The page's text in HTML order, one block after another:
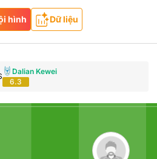
hình Dữ liệu
Dalian Kewei
6.3